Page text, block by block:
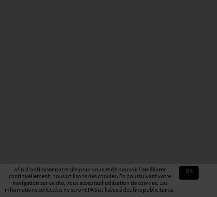
Afin d'optimiser notre site pour vous et de pouvoir l'améliorer
continuellement, nous utilisons des cookies. En poursuivant votre
navigation sur ce site, vous acceptez l'utilisation de cookies. Les
informations collectées ne seront PAS utilisées à des fins publicitaires.
OK